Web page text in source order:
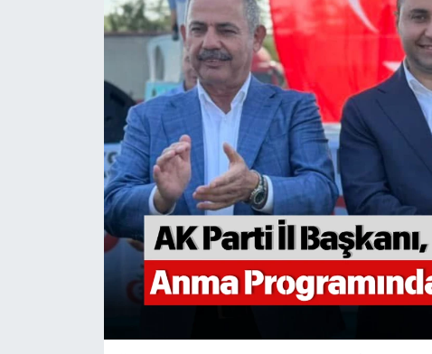
KÜLTÜR SANAT
MAGAZİN
SİYASET
VİZYONDAKİLER